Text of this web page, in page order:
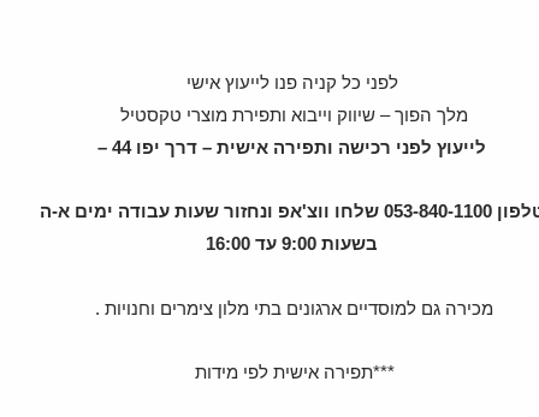
לפני כל קניה פנו לייעוץ אישי
מלך הפוך – שיווק וייבוא ותפירת מוצרי טקסטיל
לייעוץ לפני רכישה ותפירה אישית – דרך יפו 44 –
טלפון 053-840-1100 שלחו ווצ'אפ ונחזור שעות עבודה ימים א-ה
בשעות 9:00 עד 16:00
מכירה גם למוסדיים ארגונים בתי מלון צימרים וחנויות .
***תפירה אישית לפי מידות